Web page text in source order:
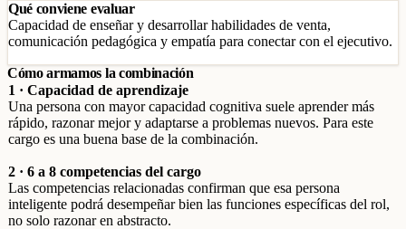
Qué conviene evaluar
Capacidad de enseñar y desarrollar habilidades de venta,
comunicación pedagógica y empatía para conectar con el ejecutivo.
Cómo armamos la combinación
1 · Capacidad de aprendizaje
Una persona con mayor capacidad cognitiva suele aprender más
rápido, razonar mejor y adaptarse a problemas nuevos. Para este
cargo es una buena base de la combinación.
2 · 6 a 8 competencias del cargo
Las competencias relacionadas confirman que esa persona
inteligente podrá desempeñar bien las funciones específicas del rol,
no solo razonar en abstracto.